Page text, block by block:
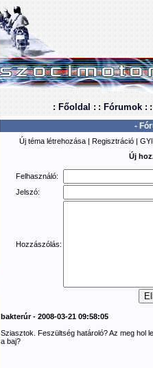
: Főoldal : : Fórumok :
-
Új téma létrehozása | Regisztráció |
Új
Felhasználó:
Jelszó:
Hozzászólás:
bakterúr - 2008-03-21 09:58:05
Sziasztok. Feszültség határoló? Az meg hol
a baj?